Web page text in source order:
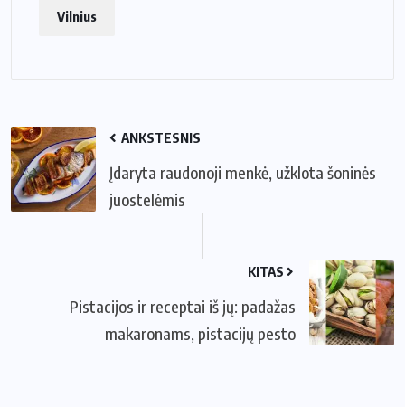
Vilnius
ANKSTESNIS
Įdaryta raudonoji menkė, užklota šoninės
juostelėmis
KITAS
Pistacijos ir receptai iš jų: padažas
makaronams, pistacijų pesto